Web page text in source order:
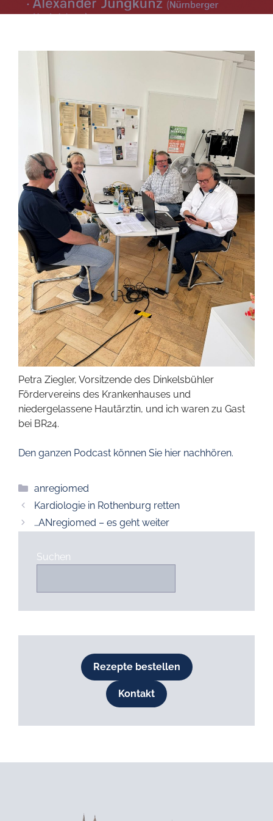
Petra Ziegler, Vorsitzende des Dinkelsbühler
Fördervereins des Krankenhauses und
niedergelassene Hautärztin, und ich waren zu Gast
bei BR24.
Den ganzen Podcast können Sie hier nachhören.
Kategorien
anregiomed
Kardiologie in Rothenburg retten
…ANregiomed – es geht weiter
Suchen
Rezepte bestellen
Kontakt